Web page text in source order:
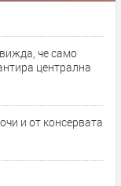
че само
централна
и от консервата